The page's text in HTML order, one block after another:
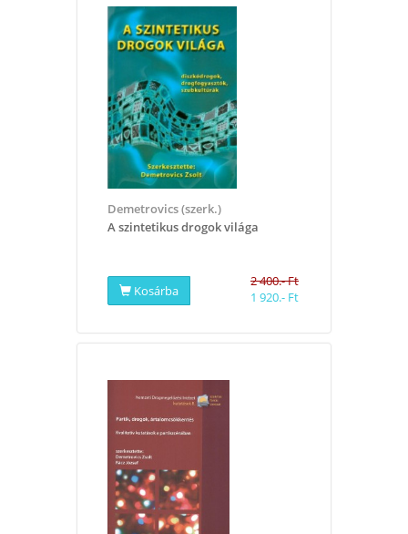
Demetrovics (szerk.)
A szintetikus drogok világa
Kosárba
2 400.- Ft
1 920.- Ft